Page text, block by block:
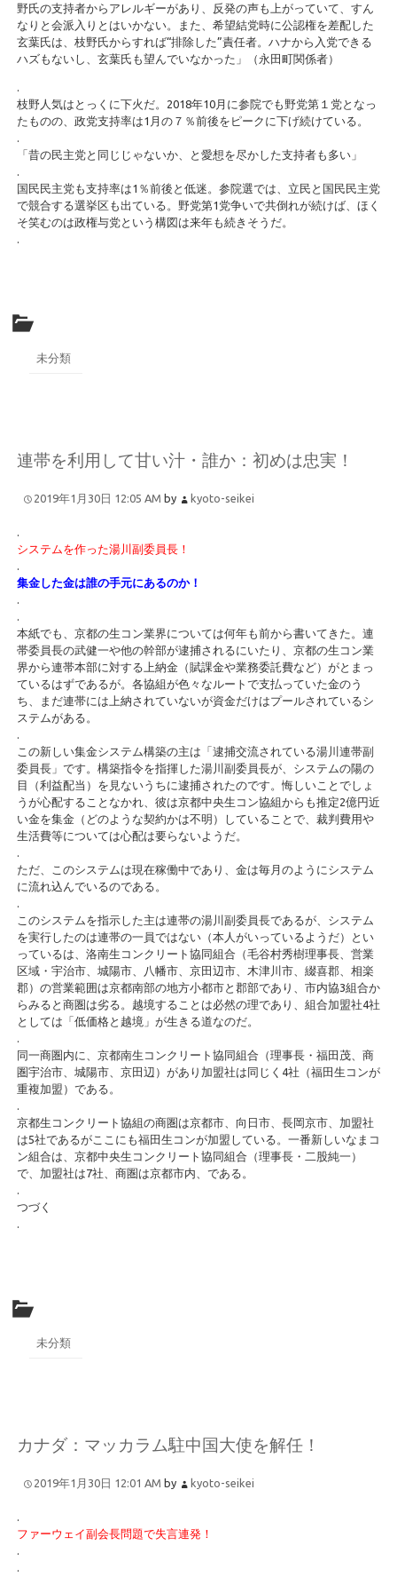
野氏の支持者からアレルギーがあり、反発の声も上がっていて、すん
なりと会派入りとはいかない。また、希望結党時に公認権を差配した
玄葉氏は、枝野氏からすれば“排除した”責任者。ハナから入党できる
ハズもないし、玄葉氏も望んでいなかった」（永田町関係者）
.
枝野人気はとっくに下火だ。2018年10月に参院でも野党第１党となっ
たものの、政党支持率は1月の７％前後をピークに下げ続けている。
.
「昔の民主党と同じじゃないか、と愛想を尽かした支持者も多い」
.
国民民主党も支持率は1％前後と低迷。参院選では、立民と国民民主党
で競合する選挙区も出ている。野党第1党争いで共倒れが続けば、ほく
そ笑むのは政権与党という構図は来年も続きそうだ。
.
未分類
連帯を利用して甘い汁・誰か：初めは忠実！
2019年1月30日 12:05 AM by kyoto-seikei
.
システムを作った湯川副委員長！
.
集金した金は誰の手元にあるのか！
.
.
本紙でも、京都の生コン業界については何年も前から書いてきた。連
帯委員長の武健一や他の幹部が逮捕されるにいたり、京都の生コン業
界から連帯本部に対する上納金（賦課金や業務委託費など）がとまっ
ているはずであるが。各協組が色々なルートで支払っていた金のう
ち、まだ連帯には上納されていないが資金だけはプールされているシ
ステムがある。
.
この新しい集金システム構築の主は「逮捕交流されている湯川連帯副
委員長」です。構築指令を指揮した湯川副委員長が、システムの陽の
目（利益配当）を見ないうちに逮捕されたのです。悔しいことでしょ
うが心配することなかれ、彼は京都中央生コン協組からも推定2億円近
い金を集金（どのような契約かは不明）していることで、裁判費用や
生活費等については心配は要らないようだ。
.
ただ、このシステムは現在稼働中であり、金は毎月のようにシステム
に流れ込んでいるのである。
.
このシステムを指示した主は連帯の湯川副委員長であるが、システム
を実行したのは連帯の一員ではない（本人がいっているようだ）とい
っているは、洛南生コンクリート協同組合（毛谷村秀樹理事長、営業
区域・宇治市、城陽市、八幡市、京田辺市、木津川市、綴喜郡、相楽
郡）の営業範囲は京都南部の地方小都市と郡部であり、市内協3組合か
らみると商圏は劣る。越境することは必然の理であり、組合加盟社4社
としては「低価格と越境」が生きる道なのだ。
.
同一商圏内に、京都南生コンクリート協同組合（理事長・福田茂、商
圏宇治市、城陽市、京田辺）があり加盟社は同じく4社（福田生コンが
重複加盟）である。
.
京都生コンクリート協組の商圏は京都市、向日市、長岡京市、加盟社
は5社であるがここにも福田生コンが加盟している。一番新しいなまコ
ン組合は、京都中央生コンクリート協同組合（理事長・二股純一）
で、加盟社は7社、商圏は京都市内、である。
.
つづく
.
未分類
カナダ：マッカラム駐中国大使を解任！
2019年1月30日 12:01 AM by kyoto-seikei
.
ファーウェイ副会長問題で失言連発！
.
.